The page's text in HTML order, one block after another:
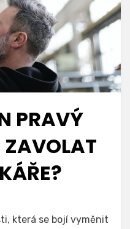
PRAVÝ
která se bojí vyměnit